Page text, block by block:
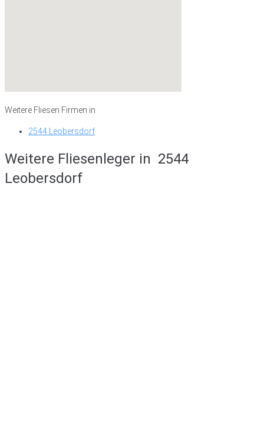
Weitere Fliesen Firmen in
2544 Leobersdorf
Weitere Fliesenleger in 2544
Leobersdorf